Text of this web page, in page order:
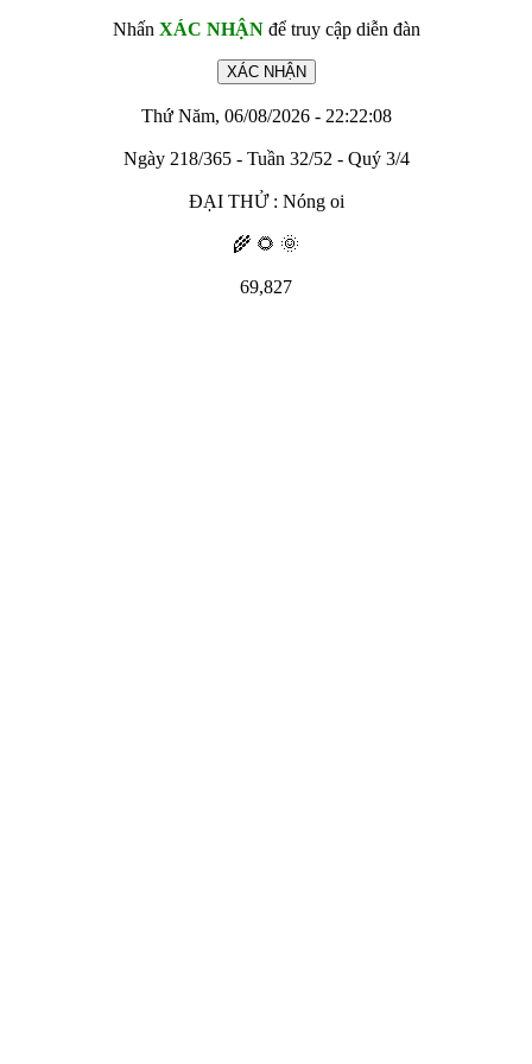
Nhấn XÁC NHẬNđể truy cập diễn đàn
Thứ Năm, 06/08/2026 - 22:22:08
Ngày 218/365 - Tuần 32/52 - Quý 3/4
ĐẠI THỬ : Nóng oi
🌾 🌻 🌞
69,827